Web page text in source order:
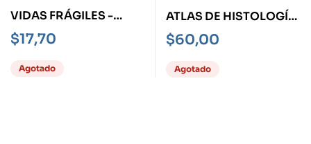
VIDAS FRÁGILES -
HISTORIAS ENTRE LA
VIDA Y LA MUERTE DE
UN
$17,70
Agotado
ATLAS DE HISTOLOGÍA
NORMAL
$60,00
Agotado